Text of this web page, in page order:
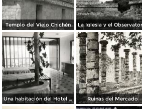
Templo del Viejo Chichén
Una habitación del Hotel Mayaland Ruinas del Mercado